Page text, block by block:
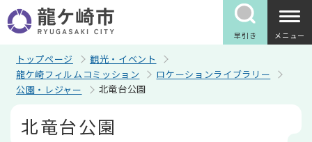
の
ペ
早引き メニュー
トップページ
観光・イベント
龍ケ崎フィルムコミッション
ロケーションライブラリー
公園・レジャー
北竜台公園
北竜台公園